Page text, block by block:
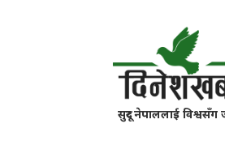
सुदूर नेपाललाई विश्वसँग